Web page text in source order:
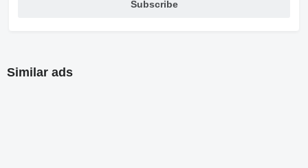
Subscribe
Similar ads